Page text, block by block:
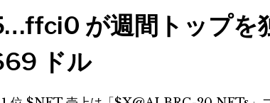
が週間トップを
ドル